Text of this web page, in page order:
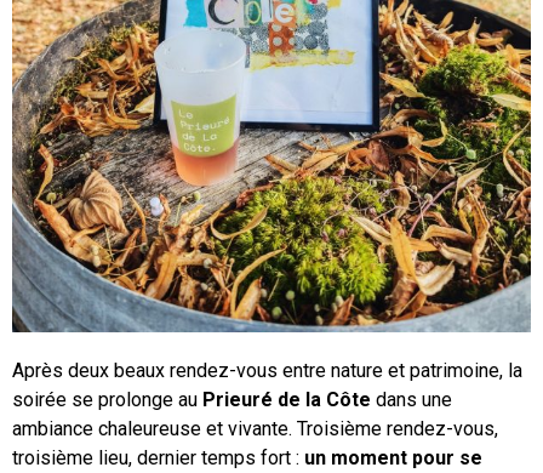
Après deux beaux rendez-vous entre nature et patrimoine, la
soirée se prolonge au Prieuré de la Côte dans une
ambiance chaleureuse et vivante. Troisième rendez-vous,
troisième lieu, dernier temps fort : un moment pour se